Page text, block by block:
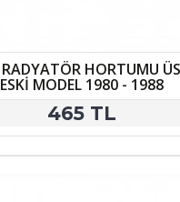
HORTUMU
ESKİ MODEL 1980 - 1988
465 TL